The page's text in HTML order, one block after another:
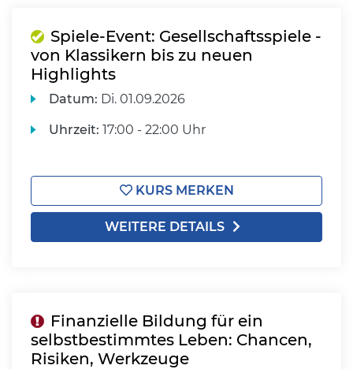
Spiele-Event: Gesellschaftsspiele -
von Klassikern bis zu neuen
Highlights
Datum: Di. 01.09.2026
Uhrzeit: 17:00 - 22:00 Uhr
KURS MERKEN
WEITERE DETAILS
Finanzielle Bildung für ein
selbstbestimmtes Leben: Chancen,
Risiken, Werkzeuge